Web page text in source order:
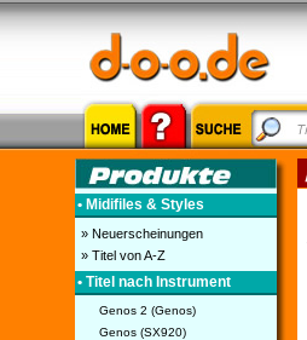
• Midifiles & Styles
» Neuerscheinungen
» Titel von A-Z
• Titel nach Instrument
Genos 2 (Genos)
Genos (SX920)